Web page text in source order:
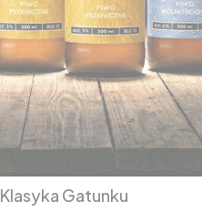
Klasyka Gatunku